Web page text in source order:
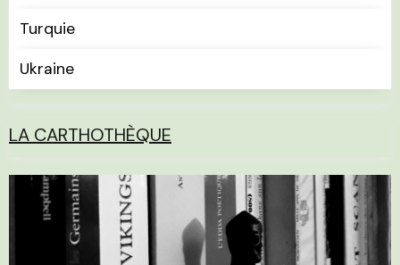
Turquie
Ukraine
LA CARTHOTHÈQUE